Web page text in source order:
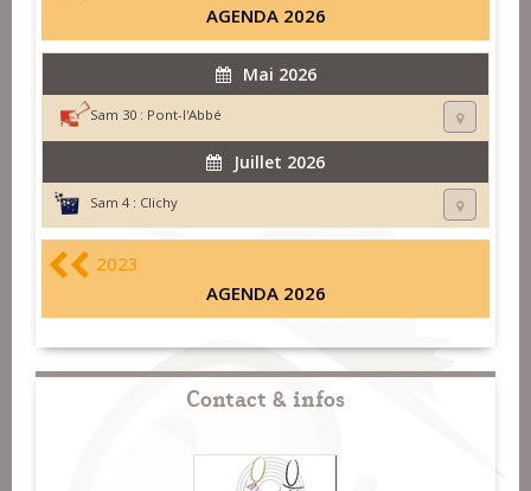
AGENDA 2026
Mai 2026
Sam 30 : Pont-l'Abbé
Juillet 2026
Sam 4 : Clichy
2023
AGENDA 2026
Contact & infos